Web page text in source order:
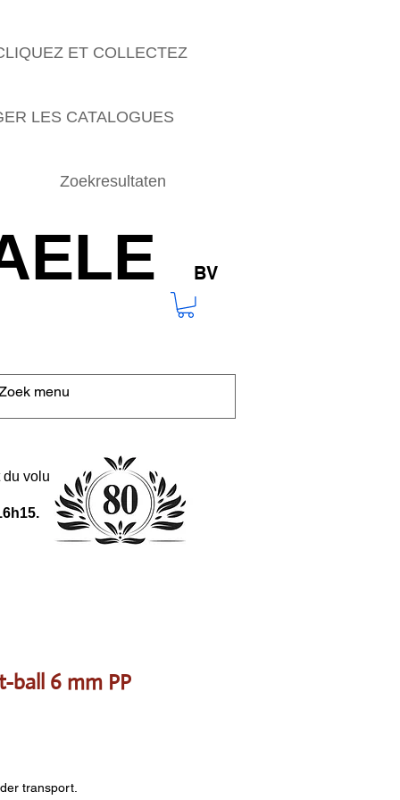
ET COLLECTEZ
LES CATALOGUES
Zoekresultaten
BV
volume de la commande.
ball 6 mm PP
transport.